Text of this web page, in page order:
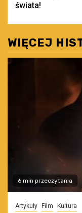
świata!
WIĘCEJ
6 min przeczytania
Artykuły Film Kultura